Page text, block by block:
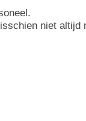
niet altijd